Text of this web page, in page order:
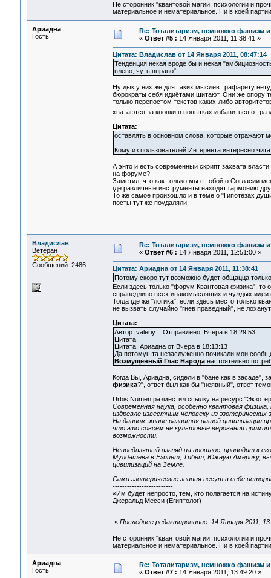
Не сторонник "квантовой магии, психологии и
материальное и нематериальное. Ни в коей
Ариадна
Гость
Re: Тоталитаризм, немножко фашизм и
« Ответ #5 : 14 Января 2011, 11:38:41 »
Цитата: Владислав от 14 Января 2011, 08:47:14
Тенденция некая вроде бы и некая
влево, чуть вправо",
Ну дык у них же для таких мыслёв трафарету
бюрократы себя идиётами щитают. Они же опору
только перепостом текстов каких-либо
хватаются за кнопки в попытках избавиться от
Цитата:
оставлять в основном слова, которые отражают
Кому из пользователей Интернета интересно
А энто и есть современный скрипт захвата
на форуме?
Заметил, что как только мы с тобой о Согласии
где различные инструменты находят гармонию
То же самое произошло и в теме о "Гипотезах
посты тут же поудаляли.
Владислав
Ветеран
Сообщений: 2486
Re: Тоталитаризм, немножко фашизм и
« Ответ #6 : 14 Января 2011, 12:51:00 »
Цитата: Ариадна от 14 Января 2011, 11:38:41
Потому скоро тут возможно будет общацца
Если здесь только "форум Квантовая физика", то
справедливо всех инакомыслящих и чуждых идеи
Тогда где же "логика", если здесь место только
не вызвать случайно "гнев праведный", не
Цитата:
Автор: valeriy Отправлено: Вчера в 18:29:53
Цитата
Цитата: Ариадна от Вчера в 18:13:13
Да потомушта незаслуженно почикали мои
Возмущенный Глас Народанастоятельно
Когда Вы, Ариадна, сидели в "бане как в засаде",
физика?", ответ был как бы "неявный", ответ
Urbis Numen разместил ссылку на ресурс
Современная наука, особенно квантовая
издревле известным человеку из эзотерических
На данном этапе развития нашей цивилизации
что это совсем не культовые верования
возможности.
Непредвзятый взгляд на прошлое, приводит к
Мулдашева в Египет, Тибет, Южную Америку,
цивилизаций на Земле.
Сами эзотерические знания несут в себе
-------------------------
«Им будет непросто, тем, кто полагается на
Джеральд Месси (Египтолог)
« Последнее редактирование: 14 Января 2011,
Не сторонник "квантовой магии, психологии и
материальное и нематериальное. Ни в коей
Ариадна
Гость
Re: Тоталитаризм, немножко фашизм и
« Ответ #7 : 14 Января 2011, 13:49:20 »